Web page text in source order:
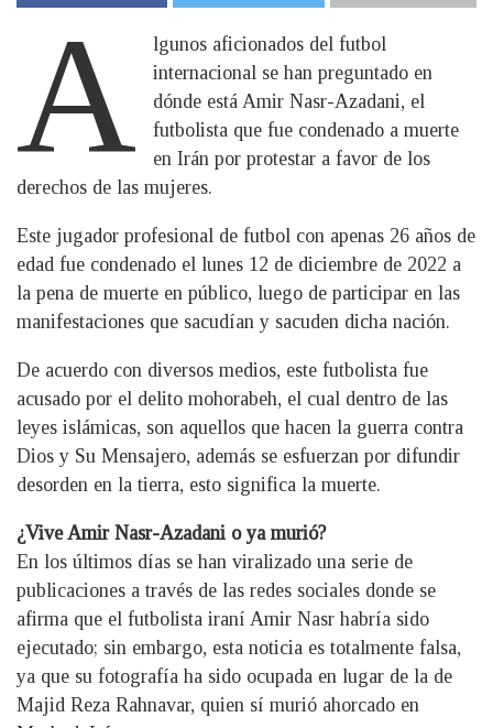
A
lgunos aficionados del futbol
internacional se han preguntado en
dónde está Amir Nasr-Azadani, el
futbolista que fue condenado a muerte
en Irán por protestar a favor de los
derechos de las mujeres.
Este jugador profesional de futbol con apenas 26 años de
edad fue condenado el lunes 12 de diciembre de 2022 a
la pena de muerte en público, luego de participar en las
manifestaciones que sacudían y sacuden dicha nación.
De acuerdo con diversos medios, este futbolista fue
acusado por el delito mohorabeh, el cual dentro de las
leyes islámicas, son aquellos que hacen la guerra contra
Dios y Su Mensajero, además se esfuerzan por difundir
desorden en la tierra, esto significa la muerte.
¿Vive Amir Nasr-Azadani o ya murió?
En los últimos días se han viralizado una serie de
publicaciones a través de las redes sociales donde se
afirma que el futbolista iraní Amir Nasr habría sido
ejecutado; sin embargo, esta noticia es totalmente falsa,
ya que su fotografía ha sido ocupada en lugar de la de
Majid Reza Rahnavar, quien sí murió ahorcado en